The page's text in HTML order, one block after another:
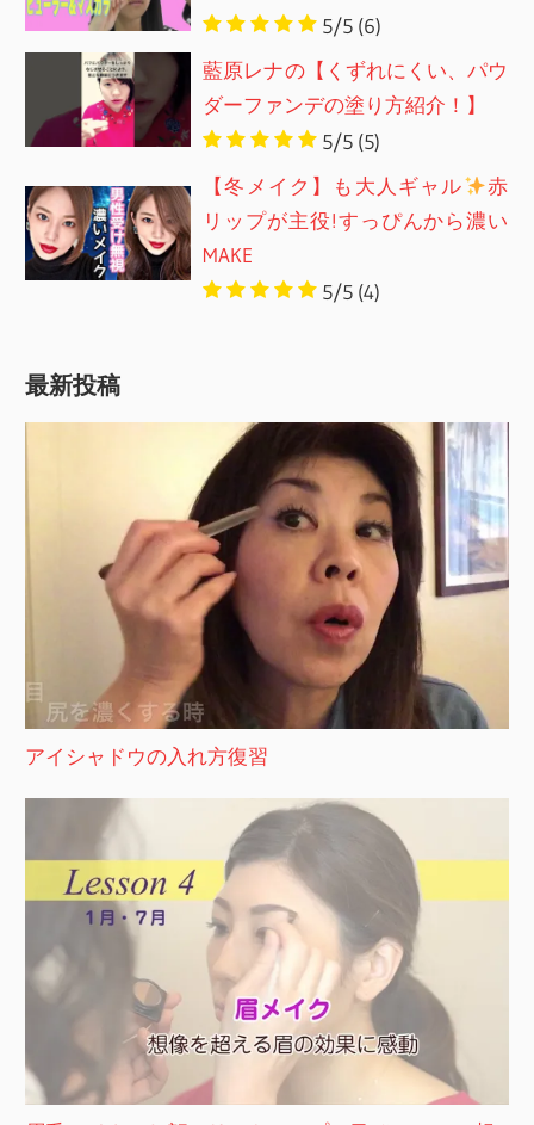
5/5 (6)
藍原レナの【くずれにくい、パウ
ダーファンデの塗り方紹介！】
5/5 (5)
【冬メイク】も大人ギャル
赤
リップが主役!すっぴんから濃い
MAKE
5/5 (4)
最新投稿
アイシャドウの入れ方復習